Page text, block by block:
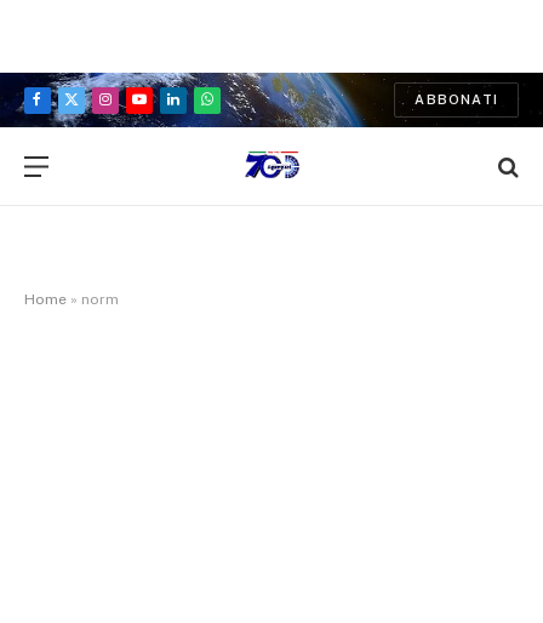
Facebook
X
Instagram
YouTubeLinkedInWhatsApp
ABBONATI
Home » norm